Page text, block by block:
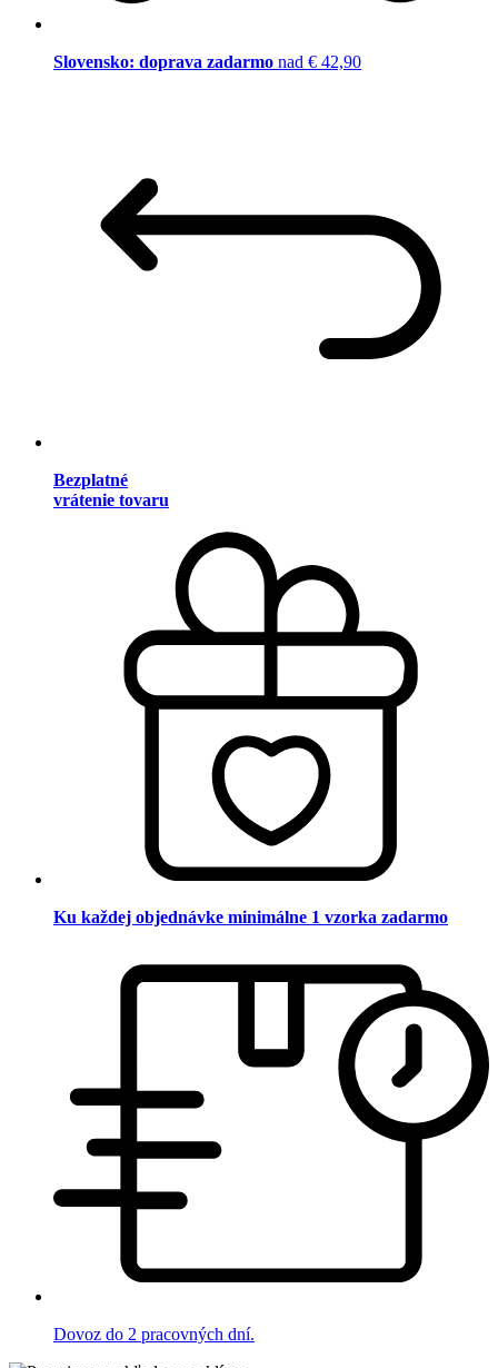
Slovensko: doprava zadarmo nad € 42,90
Bezplatné
vrátenie tovaru
Ku každej objednávke minimálne 1 vzorka zadarmo
Dovoz do 2 pracovných dní.